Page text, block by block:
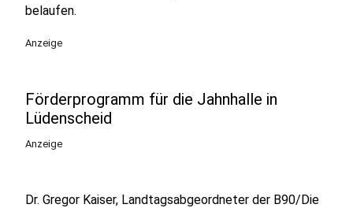
belaufen.
Anzeige
Förderprogramm für die Jahnhalle in
Lüdenscheid
Anzeige
Dr. Gregor Kaiser, Landtagsabgeordneter der B90/Die